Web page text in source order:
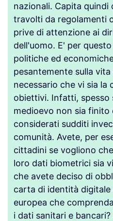
nazionali. Capita quindi
travolti da regolamenti
prive di attenzione ai
dell'uomo. E' per
politiche ed
pesantemente sulla
necessario che vi sia la
obiettivi. Infatti, spesso
medioevo non sia finito
considerati sudditi
comunità. Avete, per
cittadini se vogliono
loro dati biometrici sia
che avete deciso di
carta di identità
europea che
i dati sanitari e